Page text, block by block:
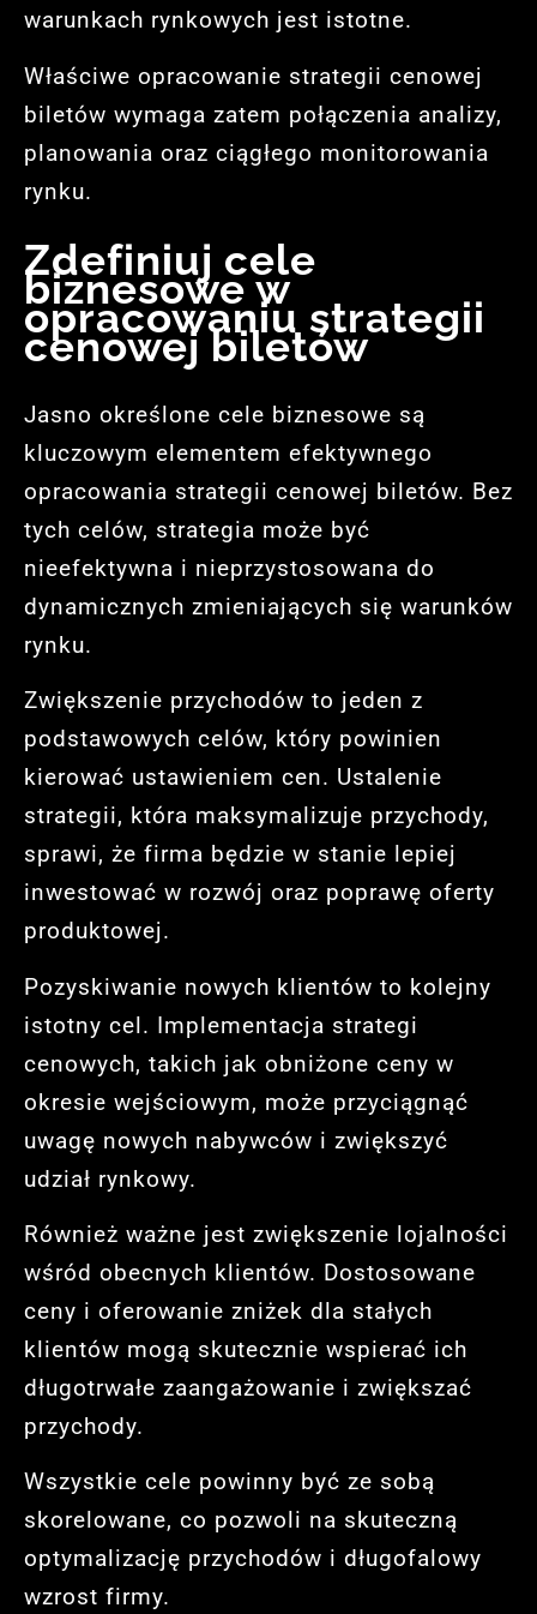
warunkach rynkowych jest istotne.
Właściwe opracowanie strategii cenowej
biletów wymaga zatem połączenia analizy,
planowania oraz ciągłego monitorowania
rynku.
Zdefiniuj cele
biznesowe w
opracowaniu strategii
cenowej biletów
Jasno określone cele biznesowe są
kluczowym elementem efektywnego
opracowania strategii cenowej biletów. Bez
tych celów, strategia może być
nieefektywna i nieprzystosowana do
dynamicznych zmieniających się warunków
rynku.
Zwiększenie przychodów to jeden z
podstawowych celów, który powinien
kierować ustawieniem cen. Ustalenie
strategii, która maksymalizuje przychody,
sprawi, że firma będzie w stanie lepiej
inwestować w rozwój oraz poprawę oferty
produktowej.
Pozyskiwanie nowych klientów to kolejny
istotny cel. Implementacja strategi
cenowych, takich jak obniżone ceny w
okresie wejściowym, może przyciągnąć
uwagę nowych nabywców i zwiększyć
udział rynkowy.
Również ważne jest zwiększenie lojalności
wśród obecnych klientów. Dostosowane
ceny i oferowanie zniżek dla stałych
klientów mogą skutecznie wspierać ich
długotrwałe zaangażowanie i zwiększać
przychody.
Wszystkie cele powinny być ze sobą
skorelowane, co pozwoli na skuteczną
optymalizację przychodów i długofalowy
wzrost firmy.